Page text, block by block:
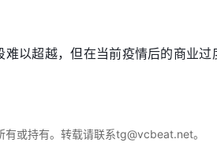
以超越，但在当前疫情后的商业过
或持有。转载请联系tg@vcbeat.net。